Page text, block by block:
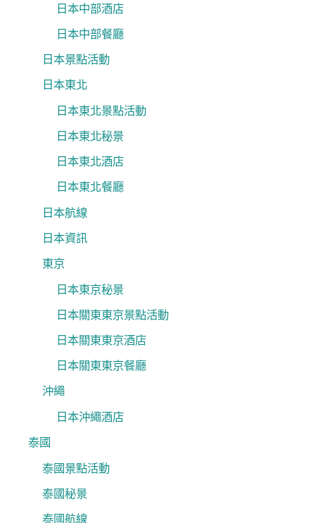
日本中部酒店
日本中部餐廳
日本景點活動
日本東北
日本東北景點活動
日本東北秘景
日本東北酒店
日本東北餐廳
日本航線
日本資訊
東京
日本東京秘景
日本關東東京景點活動
日本關東東京酒店
日本關東東京餐廳
沖繩
日本沖繩酒店
泰國
泰國景點活動
泰國秘景
泰國航線